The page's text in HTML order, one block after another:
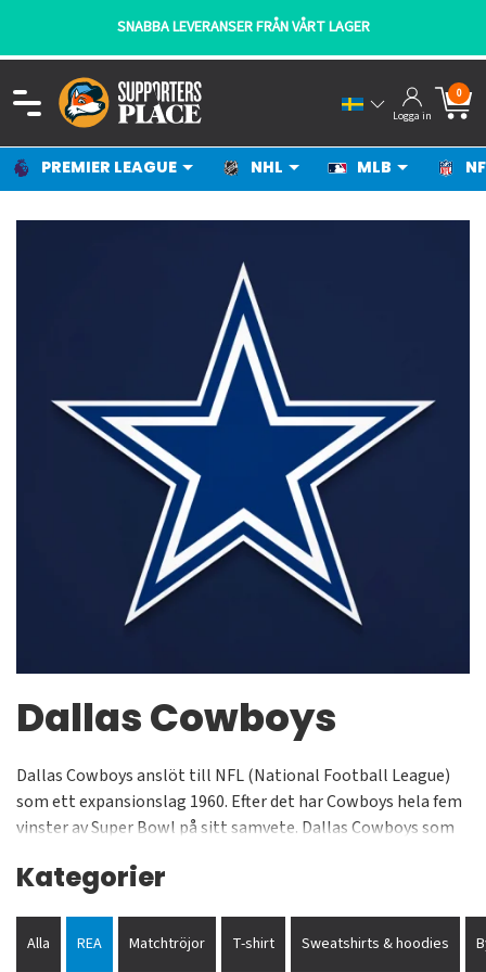
SNABBA LEVERANSER FRÅN VÅRT LAGER
Logga in
0
PREMIER LEAGUE NHL MLB
Dallas Cowboys
Dallas Cowboys anslöt till NFL (National Football League)
som ett expansionslag 1960. Efter det har Cowboys hela fem
vinster av Super Bowl på sitt samvete. Dallas Cowboys som
ut sin hemmaarena gång efter gång. Du köper dina Cowboys-
kepsar, mössor, tröjor och mycket annat. Vi erbjuder en
riktigt vass shop för dig som älskar NFL och kläder med
Kategorier
Alla REA Matchtröjor T-shirt Sweatshirts & hoodies